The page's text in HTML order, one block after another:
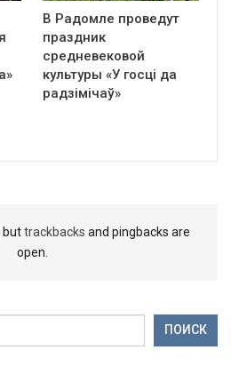
В Радомле проведут
праздник
средневековой
культуры «У госці да
радзімічаў»
buttrackbacks and pingbacks are
open.
ПОИСК